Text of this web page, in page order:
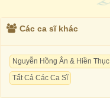
Các ca sĩ khác
Nguyễn Hồng Ân & Hiền Thục
Tất Cả Các Ca Sĩ